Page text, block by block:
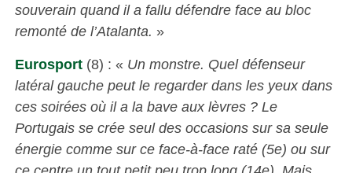
souverain quand il a fallu défendre face au bloc
remonté de l’Atalanta. »
Eurosport(8) : « Un monstre. Quel défenseur
latéral gauche peut le regarder dans les yeux dans
ces soirées où il a la bave aux lèvres ? Le
Portugais se crée seul des occasions sur sa seule
énergie comme sur ce face-à-face raté (5e) ou sur